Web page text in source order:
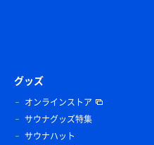
グッズ
オンラインストア
サウナグッズ特集
サウナハット